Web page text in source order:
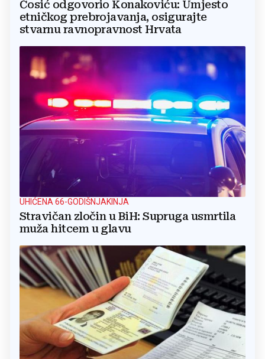
Ćosić odgovorio Konakoviću: Umjesto
etničkog prebrojavanja, osigurajte
stvarnu ravnopravnost Hrvata
UHIĆENA 66-GODIŠNJAKINJA
Stravičan zločin u BiH: Supruga usmrtila
muža hitcem u glavu